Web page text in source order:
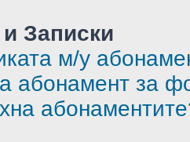
Записки
м/у
абонамент за